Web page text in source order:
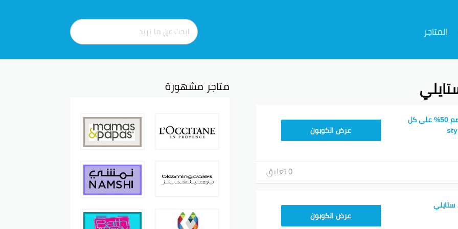
المتاجر
كود خصم ستايلي خصم 50% على كل
عرض الكوبون
0 تعليق
عرض الكوبون
متاجر مشهورة